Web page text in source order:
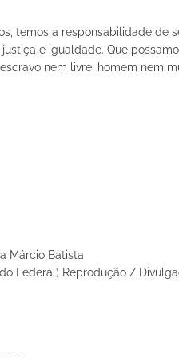
temos a responsabilidade de
e igualdade. Que
nem livre, homem nem
Márcio Batista
Federal) Reprodução /